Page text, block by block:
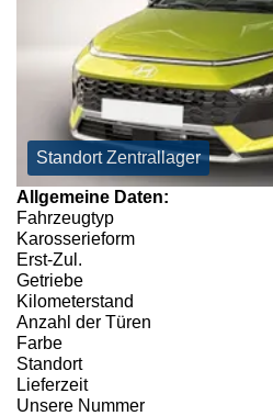
Standort Zentrallager
Allgemeine Daten:
Fahrzeugtyp
Karosserieform
Erst-Zul.
Getriebe
Kilometerstand
Anzahl der Türen
Farbe
Standort
Lieferzeit
Unsere Nummer